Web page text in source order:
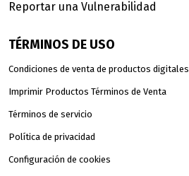
Reportar una Vulnerabilidad
TÉRMINOS DE USO
Condiciones de venta de productos digitales
Imprimir Productos Términos de Venta
Términos de servicio
Política de privacidad
Configuración de cookies